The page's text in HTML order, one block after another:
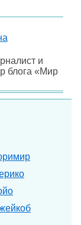
и
блога «Мир